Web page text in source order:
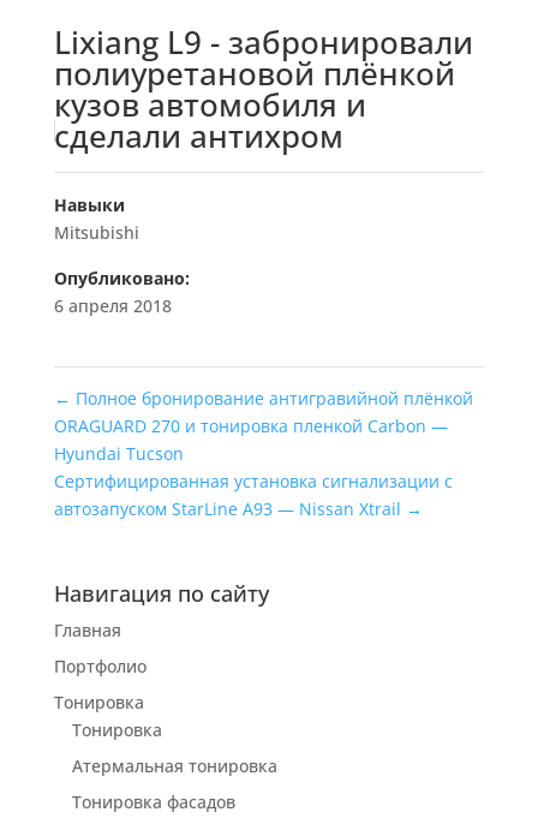
Lixiang L9 - забронировали
полиуретановой плёнкой
кузов автомобиля и
сделали антихром
Навыки
Mitsubishi
Опубликовано:
6 апреля 2018
← Полное бронирование антигравийной плёнкой
ORAGUARD 270 и тонировка пленкой Carbon —
Hyundai Tucson
Сертифицированная установка сигнализации с
автозапуском StarLine A93 — Nissan Xtrail →
Навигация по сайту
Главная
Портфолио
Тонировка
Тонировка
Атермальная тонировка
Тонировка фасадов